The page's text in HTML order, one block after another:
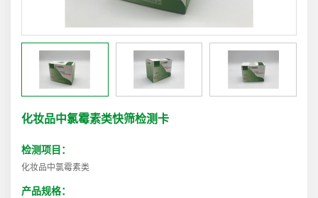
化妆品中氯霉素类快筛检测卡
检测项目：
化妆品中氯霉素类
产品规格：